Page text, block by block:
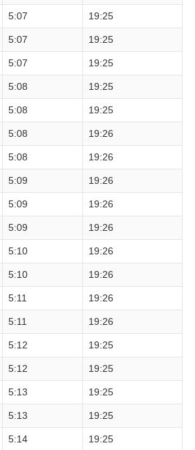
5:07 19:25
5:07 19:25
5:07 19:25
5:08 19:25
5:08 19:25
5:08 19:26
5:08 19:26
5:09 19:26
5:09 19:26
5:09 19:26
5:10 19:26
5:10 19:26
5:11 19:26
5:11 19:26
5:12 19:25
5:12 19:25
5:13 19:25
5:13 19:25
5:14 19:25